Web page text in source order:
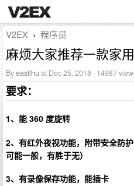
V2EX › 程序员
麻烦大家推荐一款家
Byeastlhu at Dec 25, 2018 · 14987
要求：
1、能 360 度旋转
2、有红外夜视功能，附带安全防
可能一般，有胜于无）
3、有录像保存功能，能插卡